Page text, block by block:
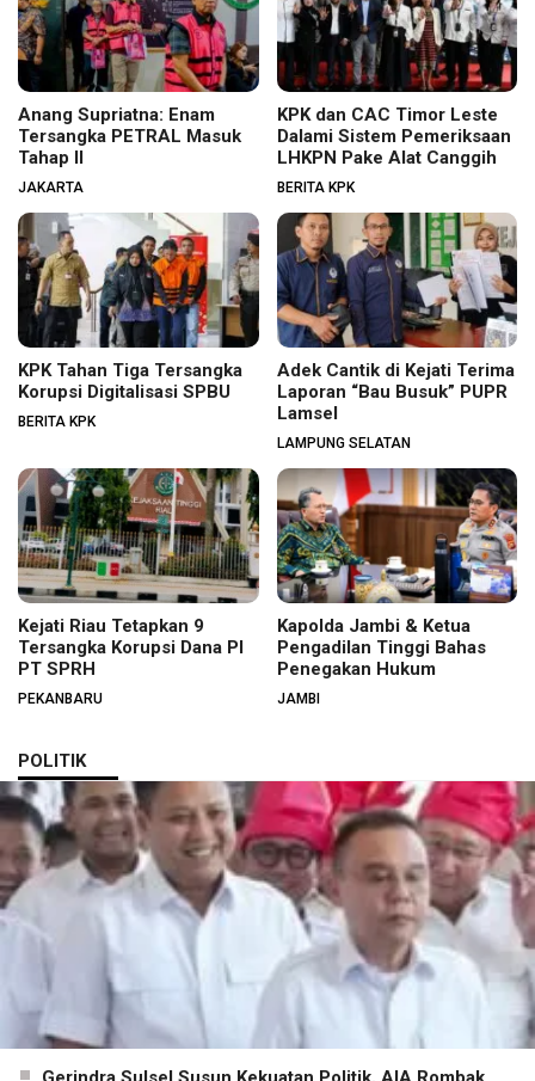
Anang Supriatna: Enam
Tersangka PETRAL Masuk
Tahap II
JAKARTA
KPK dan CAC Timor Leste
Dalami Sistem Pemeriksaan
LHKPN Pake Alat Canggih
BERITA KPK
KPK Tahan Tiga Tersangka
Korupsi Digitalisasi SPBU
BERITA KPK
Adek Cantik di Kejati Terima
Laporan “Bau Busuk” PUPR
Lamsel
LAMPUNG SELATAN
Kejati Riau Tetapkan 9
Tersangka Korupsi Dana PI
PT SPRH
PEKANBARU
Kapolda Jambi & Ketua
Pengadilan Tinggi Bahas
Penegakan Hukum
JAMBI
POLITIK